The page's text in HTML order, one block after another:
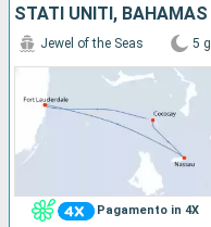
STATI UNITI, BAHAMAS
Pagamento in 4X
Jewel of the Seas 5 g